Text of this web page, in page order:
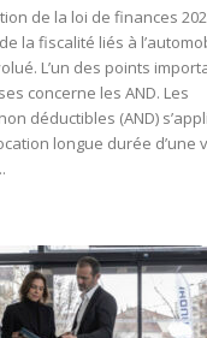
de la loi de finances
la fiscalité liés à
L’un des points
concerne les AND. Les
déductibles (AND)
longue durée d’une